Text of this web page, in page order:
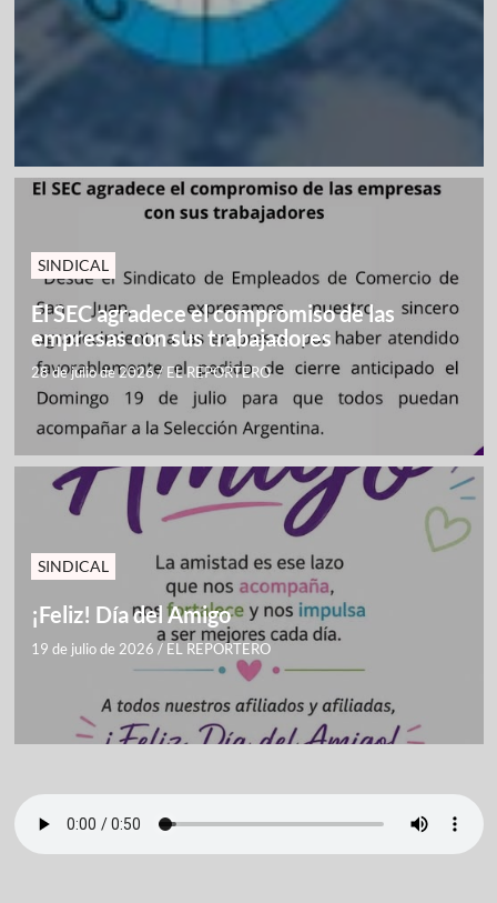
SINDICAL
El SEC agradece el compromiso de las
empresas con sus trabajadores
28 de julio de 2026/ EL REPORTERO
SINDICAL
¡Feliz! Día del Amigo
19 de julio de 2026 / EL REPORTERO